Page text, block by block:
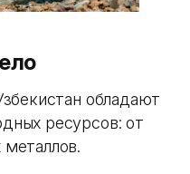
обладают
ресурсов: от